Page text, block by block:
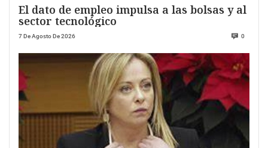
El dato de empleo impulsa a las bolsas y al
sector tecnológico
7 De Agosto De 2026 0